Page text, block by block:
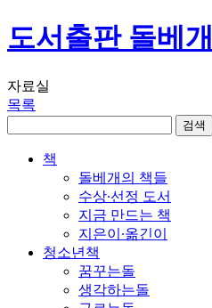
도서출판 돌베개
자료실
목록
책
돌베개의 책들
수상∙선정 도서
지금 만드는 책
지은이∙옮긴이
청소년책
꿈꾸는돌
생각하는돌